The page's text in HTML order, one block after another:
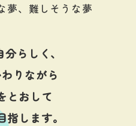
夢、難しそうな夢
らしく、
りながら
とおして
します。